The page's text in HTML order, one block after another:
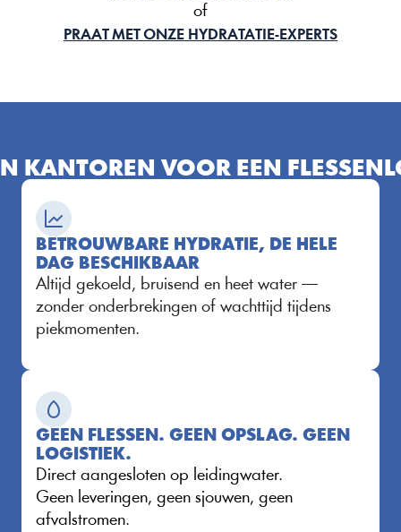
of
PRAAT MET ONZE HYDRATATIE-EXPERTS
KANTOREN VOOR EEN
BETROUWBARE HYDRATIE, DE HELE
DAG BESCHIKBAAR
Altijd gekoeld, bruisend en heet water —
zonder onderbrekingen of wachttijd tijdens
piekmomenten.
GEEN FLESSEN. GEEN OPSLAG. GEEN
LOGISTIEK.
Direct aangesloten op leidingwater.
Geen leveringen, geen sjouwen, geen
afvalstromen.